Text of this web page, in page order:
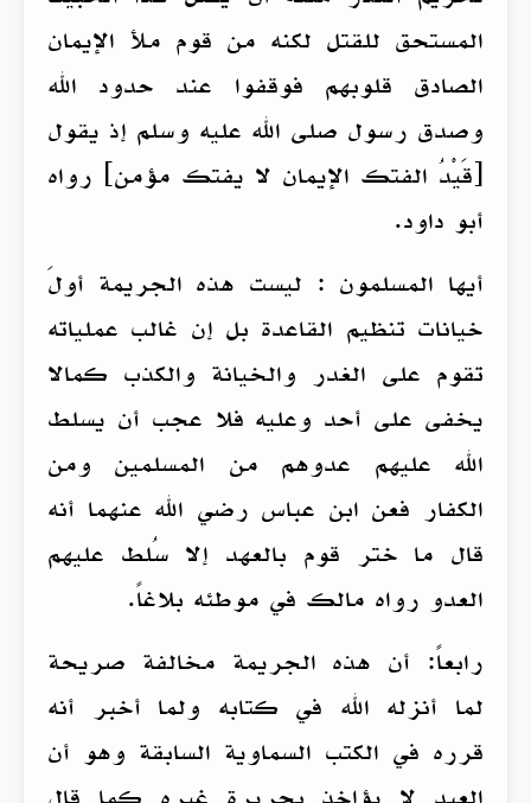
المستحق للقتل لكنه من قوم ملأ الإيمان
الصادق قلوبهم فوقفوا عند حدود الله
وصدق رسول صلى الله عليه وسلم إذ يقول
[قَيْدُ الفتك الإيمان لا يفتك مؤمن] رواه
أبو داود.
أيها المسلمون : ليست هذه الجريمة أولَ
خيانات تنظيم القاعدة بل إن غالب عملياته
تقوم على الغدر والخيانة والكذب كمالا
يخفى على أحد وعليه فلا عجب أن يسلط
الله عليهم عدوهم من المسلمين ومن
الكفار فعن ابن عباس رضي الله عنهما أنه
قال ما ختر قوم بالعهد إلا سُلط عليهم
العدو رواه مالك في موطئه بلاغاً.
رابعاً: أن هذه الجريمة مخالفة صريحة
لما أنزله الله في كتابه ولما أخبر أنه
قرره في الكتب السماوية السابقة وهو أن